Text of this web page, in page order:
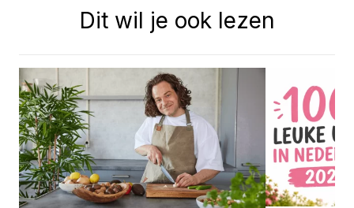
Dit wil je ook lezen